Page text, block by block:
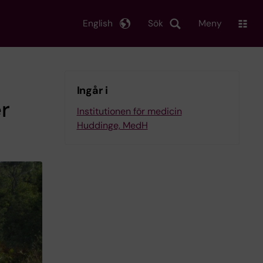
Sök
English Meny
Ingår i
Institutionen för medicin
Huddinge, MedH